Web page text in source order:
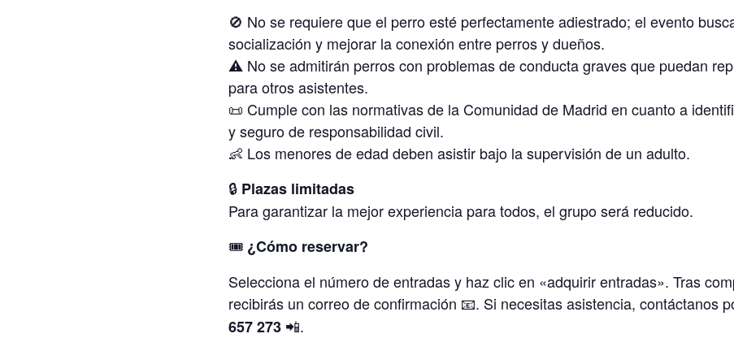
🚫 No se requiere que el perro esté perfectamente adiestrado; el evento
socialización y mejorar la conexión entre perros y dueños.
⚠️ No se admitirán perros con problemas de conducta graves que puedan
para otros asistentes.
📜 Cumple con las normativas de la Comunidad de Madrid en cuanto a
y seguro de responsabilidad civil.
👶 Los menores de edad deben asistir bajo la supervisión de un adulto.
🔒 Plazas limitadas
Para garantizar la mejor experiencia para todos, el grupo será reducido.
🎟️ ¿Cómo reservar?
Selecciona el número de entradas y haz clic en «adquirir entradas». Tras
recibirás un correo de confirmación 📧. Si necesitas asistencia, contáctanos
657 273 📲.